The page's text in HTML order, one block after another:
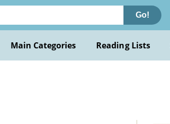
Go!
Main Categories Reading Lists